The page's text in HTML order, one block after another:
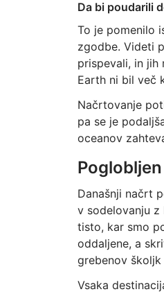
Da bi poudarili
To je pomenilo
zgodbe. Videti
prispevali, in jih
Earth ni bil več
Načrtovanje
pa se je
oceanov
Današnji načrt
v sodelovanju
tisto, kar smo
oddaljene, a
grebenov
Vsaka